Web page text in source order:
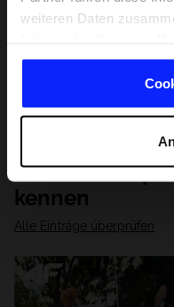
weiteren Daten
gesammelt haben.
Lernen Sie
kennen
Alle Einträge überprüfen